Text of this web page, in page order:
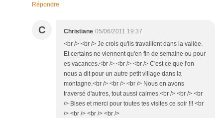
Répondre
C Christiane 05/06/2011 19:37
<br /> <br /> Je crois qu'ils travaillent dans la vallée.
Et certains ne viennent qu'en fin de semaine ou pour
es vacances.<br /> <br /> <br /> C'est ce que l'on
nous a dit pour un autre petit village dans la
montagne.<br /> <br /> <br /> Nous en avons
traversé d'autres, tout aussi calmes.<br /> <br /> <br
/> Bises et merci pour toutes tes visites ce soir !!! <br
/> <br /> <br /> <br />